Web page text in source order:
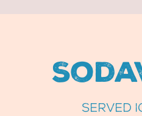
SERVED